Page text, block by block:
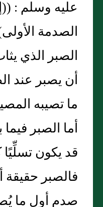
عليه وسلم :
الصدمة
الصبر الذي
أن يصبر عند
ما تصيبه
أما الصبر
قد يكون تسلِّيًا
فالصبر حقيقة
صدم أول ما